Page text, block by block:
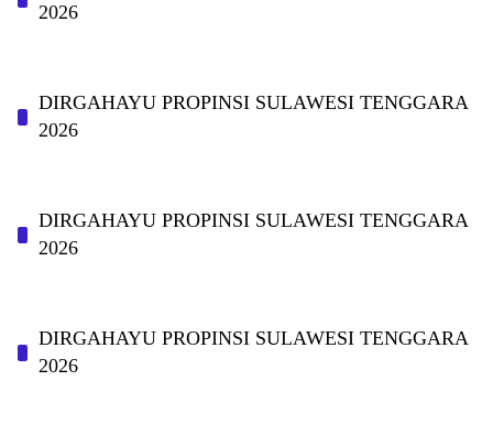
2026
DIRGAHAYU PROPINSI SULAWESI TENGGARA
2026
DIRGAHAYU PROPINSI SULAWESI TENGGARA
2026
DIRGAHAYU PROPINSI SULAWESI TENGGARA
2026